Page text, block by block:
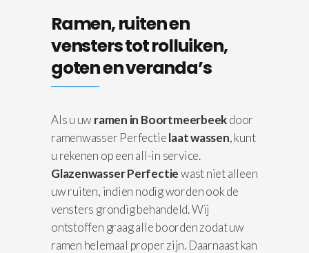
Ramen, ruiten en
vensters tot rolluiken,
goten en veranda’s
Als u uwramen in Boortmeerbeekdoor
ramenwasser Perfectielaat wassen, kunt
u rekenen op een all-in service.
Glazenwasser Perfectiewast niet alleen
uw ruiten, indien nodig worden ook de
vensters grondig behandeld. Wij
ontstoffen graag alle boorden zodat uw
ramen helemaal proper zijn. Daarnaast kan